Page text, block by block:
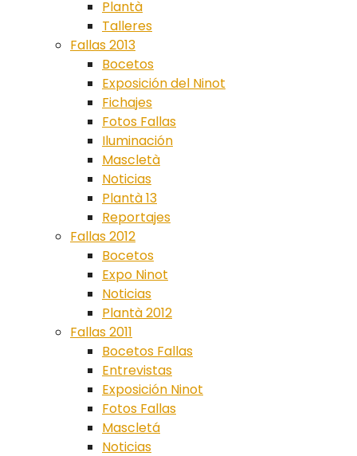
Plantà
Talleres
Fallas 2013
Bocetos
Exposición del Ninot
Fichajes
Fotos Fallas
Iluminación
Mascletà
Noticias
Plantà 13
Reportajes
Fallas 2012
Bocetos
Expo Ninot
Noticias
Plantà 2012
Fallas 2011
Bocetos Fallas
Entrevistas
Exposición Ninot
Fotos Fallas
Mascletá
Noticias